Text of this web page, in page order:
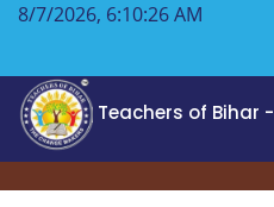
8/7/2026, 6:10:26 AM
Teachers of Bihar -